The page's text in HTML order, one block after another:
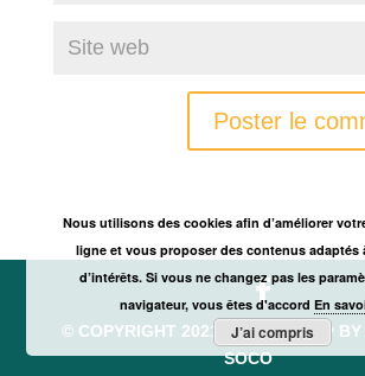
© COPYRIGHT 2021 MADE WITH ♥ BY
SOCO
Nous utilisons des cookies afin d’améliorer
ligne et vous proposer des contenus adaptés
d’intérêts. Si vous ne changez pas les
navigateur, vous êtes d'accord En
J’ai compris